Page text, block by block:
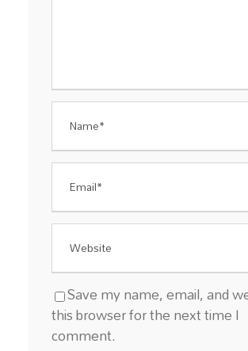
Save my name, email, and
this browser for the next time I
comment.